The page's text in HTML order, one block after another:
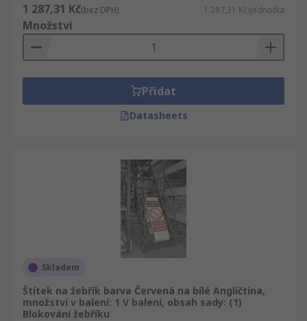
1 287,31 Kč(bez DPH) 1 287,31 Kč/jednotka
Množství
Přidat
Datasheets
Skladem
Štítek na žebřík barva Červená na bílé Angličtina,
množství v balení: 1 V balení, obsah sady: (1)
Blokování žebříku